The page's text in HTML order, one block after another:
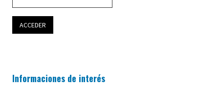
Informaciones de interés